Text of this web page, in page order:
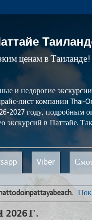
ценам в Таиланде!
и недорогие
лист компании Thai-
2027 году,
экскурсий в Паттайе.
Viber
.
Г.